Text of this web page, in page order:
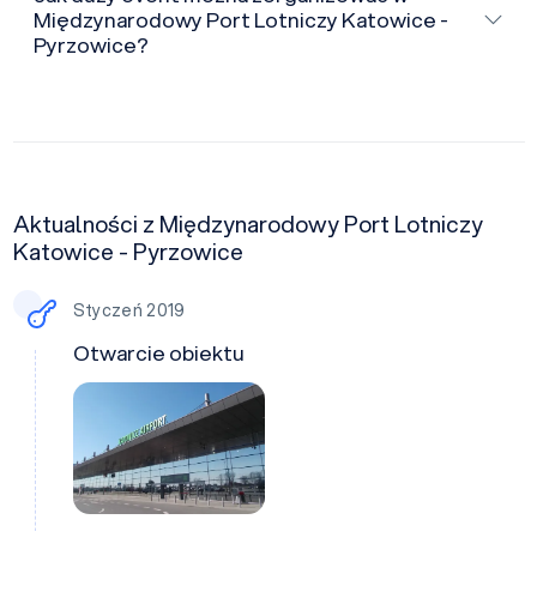
Międzynarodowy Port Lotniczy Katowice -
Pyrzowice?
Aktualności z Międzynarodowy Port Lotniczy
Katowice - Pyrzowice
Styczeń 2019
Otwarcie obiektu